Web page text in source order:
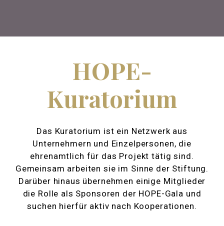
HOPE-
Kuratorium
Das Kuratorium ist ein Netzwerk aus
Unternehmern und Einzelpersonen, die
ehrenamtlich für das Projekt tätig sind.
Gemeinsam arbeiten sie im Sinne der Stiftung.
Darüber hinaus übernehmen einige Mitglieder
die Rolle als Sponsoren der HOPE-Gala und
suchen hierfür aktiv nach Kooperationen.